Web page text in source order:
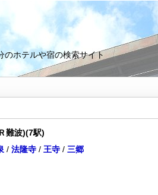
のホテルや宿の検索サイト
難波)(7駅)
/ 法隆寺 / 王寺 / 三郷